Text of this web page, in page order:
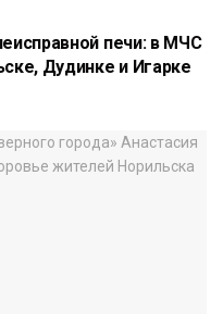
печи: в МЧС
Дудинке и Игарке